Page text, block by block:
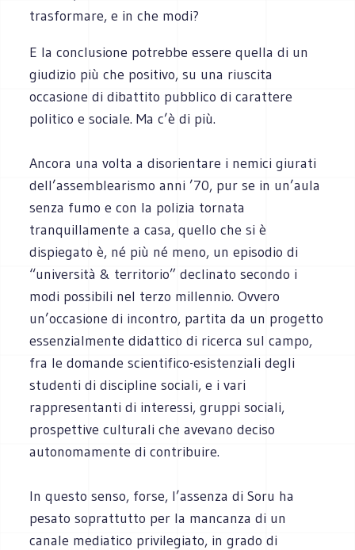
trasformare, e in che modi?
E la conclusione potrebbe essere quella di un
giudizio più che positivo, su una riuscita
occasione di dibattito pubblico di carattere
politico e sociale. Ma c’è di più.
Ancora una volta a disorientare i nemici giurati
dell’assemblearismo anni ’70, pur se in un’aula
senza fumo e con la polizia tornata
tranquillamente a casa, quello che si è
dispiegato è, né più né meno, un episodio di
“università & territorio” declinato secondo i
modi possibili nel terzo millennio. Ovvero
un’occasione di incontro, partita da un progetto
essenzialmente didattico di ricerca sul campo,
fra le domande scientifico-esistenziali degli
studenti di discipline sociali, e i vari
rappresentanti di interessi, gruppi sociali,
prospettive culturali che avevano deciso
autonomamente di contribuire.
In questo senso, forse, l’assenza di Soru ha
pesato soprattutto per la mancanza di un
canale mediatico privilegiato, in grado di